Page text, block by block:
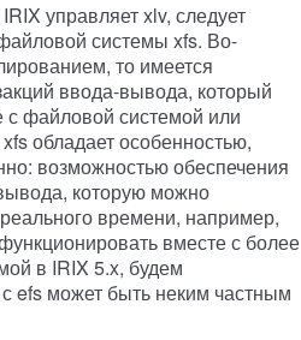
управляет xlv, следует
системы xfs. Во-
то имеется
ввода-вывода, который
с файловой системой или
обладает особенностью,
возможностью обеспечения
которую можно
времени, например,
вместе с более
в IRIX 5.x, будем
efs может быть неким частным